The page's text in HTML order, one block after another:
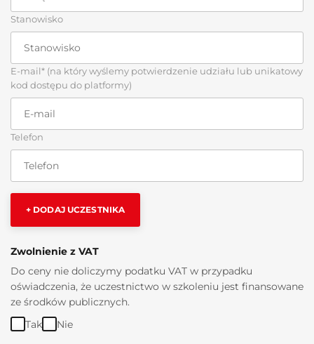
Stanowisko
E-mail* (na który wyślemy potwierdzenie udziału lub unikatowy
kod dostępu do platformy)
Telefon
+ DODAJ UCZESTNIKA
Zwolnienie z VAT
Do ceny nie doliczymy podatku VAT w przypadku
oświadczenia, że uczestnictwo w szkoleniu jest finansowane
ze środków publicznych.
Tak
Nie